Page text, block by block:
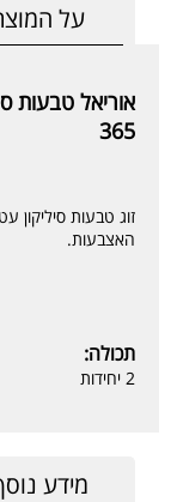
על
365
זוג טבעות סיליקון
האצבעות.
תכולה:
2 יחידות
מידע